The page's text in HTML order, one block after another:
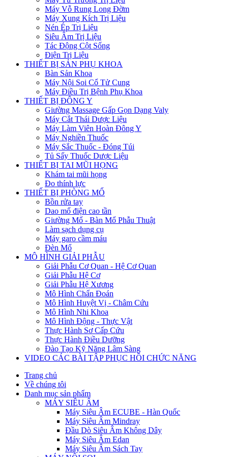
Máy Vỗ Rung Long Đờm
Máy Xung Kích Trị Liệu
Nén Ép Trị Liệu
Siêu Âm Trị Liệu
Tác Động Cột Sống
Điện Trị Liệu
THIẾT BỊ SẢN PHỤ KHOA
Bàn Sản Khoa
Máy Nội Soi Cổ Tử Cung
Máy Điều Trị Bệnh Phụ Khoa
THIẾT BỊ ĐÔNG Y
Giường Massage Gấp Gọn Dạng Valy
Máy Cắt Thái Dược Liệu
Máy Làm Viên Hoàn Đông Y
Máy Nghiền Thuốc
Máy Sắc Thuốc - Đóng Túi
Tủ Sấy Thuốc Dược Liệu
THIẾT BỊ TAI MŨI HỌNG
Khám tai mũi họng
Đo thính lực
THIẾT BỊ PHÒNG MỔ
Bồn rửa tay
Dao mổ điện cao tần
Giường Mổ - Bàn Mổ Phẫu Thuật
Làm sạch dụng cụ
Máy garo cầm máu
Đèn Mổ
MÔ HÌNH GIẢI PHẪU
Giải Phẫu Cơ Quan - Hệ Cơ Quan
Giải Phẫu Hệ Cơ
Giải Phẫu Hệ Xương
Mô Hình Chẩn Đoán
Mô Hình Huyệt Vị - Châm Cứu
Mô Hình Nhi Khoa
Mô Hình Động - Thực Vật
Thực Hành Sơ Cấp Cứu
Thực Hành Điều Dưỡng
Đào Tạo Kỹ Năng Lâm Sàng
VIDEO CÁC BÀI TẬP PHỤC HỒI CHỨC NĂNG
Trang chủ
Về chúng tôi
Danh mục sản phẩm
MÁY SIÊU ÂM
Máy Siêu Âm ECUBE - Hàn Quốc
Máy Siêu Âm Mindray
Đầu Dò Siêu Âm Không Dây
Máy Siêu Âm Edan
Máy Siêu Âm Sách Tay